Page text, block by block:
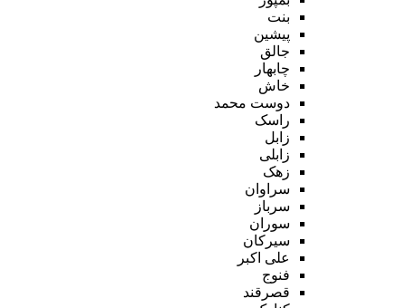
بنت
پیشین
جالق
چابهار
خاش
دوست محمد
راسک
زابل
زابلی
زهک
سراوان
سرباز
سوران
سیرکان
علی اکبر
فنوج
قصرقند